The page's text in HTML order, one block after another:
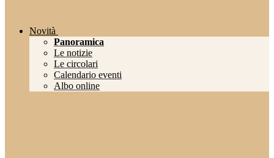
Novità
Panoramica
Le notizie
Le circolari
Calendario eventi
Albo online